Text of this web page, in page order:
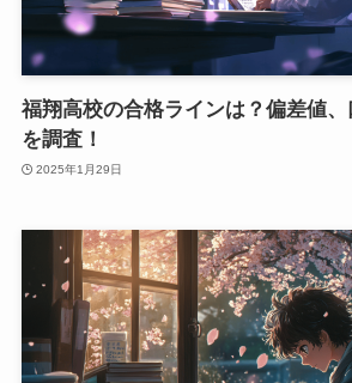
福翔高校の合格ラインは？偏差値
を調査！
2025年1月29日